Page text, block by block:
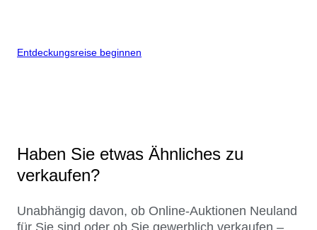
Entdeckungsreise beginnen
Haben Sie etwas Ähnliches zu
verkaufen?
Unabhängig davon, ob Online-Auktionen Neuland
für Sie sind oder ob Sie gewerblich verkaufen –